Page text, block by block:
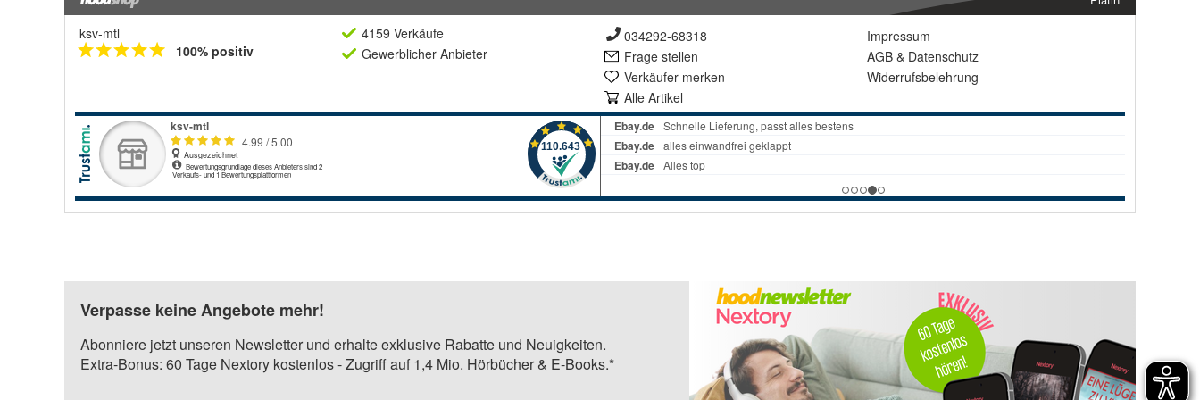
ksv-mtl
100% positiv
4159 Verkäufe
Gewerblicher Anbieter
034292-68318
Frage stellen
Verkäufer merken
Alle Artikel
Impressum
AGB & Datenschutz
Widerrufsbelehrung
Verpasse keine Angebote mehr!
Abonniere jetzt unseren Newsletter und erhalte exklusive Rabatte und Neuigkeiten.
Extra-Bonus: 60 Tage Nextory kostenlos - Zugriff auf 1,4 Mio. Hörbücher & E-Books.*